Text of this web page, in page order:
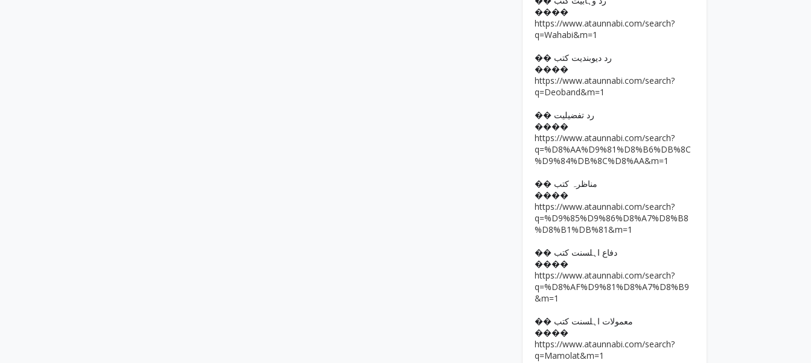
����
https://www.ataunnabi.com/search?
q=Wahabi&m=1
�� رد دیوبندیت کتب
����
https://www.ataunnabi.com/search?
q=Deoband&m=1
�� رد تفضیلیت
����
https://www.ataunnabi.com/search?
q=%D8%AA%D9%81%D8%B6%DB%8C
%D9%84%DB%8C%D8%AA&m=1
�� مناظرہ کتب
����
https://www.ataunnabi.com/search?
q=%D9%85%D9%86%D8%A7%D8%B8
%D8%B1%DB%81&m=1
�� دفاع اہلسنت کتب
����
https://www.ataunnabi.com/search?
q=%D8%AF%D9%81%D8%A7%D8%B9
&m=1
�� معمولات اہلسنت کتب
����
https://www.ataunnabi.com/search?
q=Mamolat&m=1